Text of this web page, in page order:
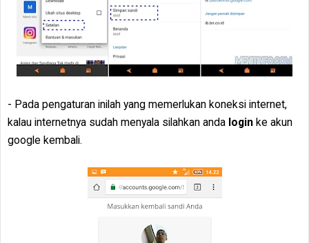
- Pada pengaturan inilah yang memerlukan koneksi internet,
kalau internetnya sudah menyala silahkan anda login ke akun
google kembali.